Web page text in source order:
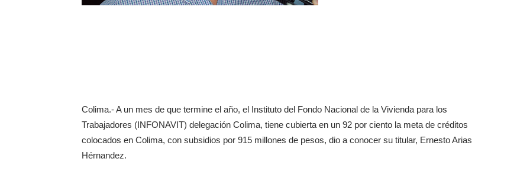
Colima.- A un mes de que termine el año, el Instituto del Fondo Nacional de la Vivienda para los
Trabajadores (INFONAVIT) delegación Colima, tiene cubierta en un 92 por ciento la meta de créditos
colocados en Colima, con subsidios por 915 millones de pesos, dio a conocer su titular, Ernesto Arias
Hérnandez.